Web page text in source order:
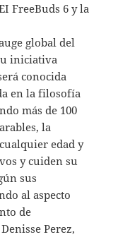
FreeBuds 6 y la
global del
iniciativa
conocida
en la filosofía
más de 100
la
edad y
y cuiden su
sus
al aspecto
de
Perez,